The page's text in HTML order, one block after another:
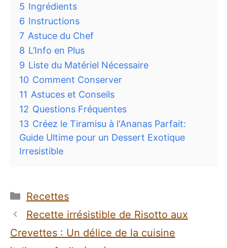
5 Ingrédients
6 Instructions
7 Astuce du Chef
8 L’Info en Plus
9 Liste du Matériel Nécessaire
10 Comment Conserver
11 Astuces et Conseils
12 Questions Fréquentes
13 Créez le Tiramisu à l'Ananas Parfait:
Guide Ultime pour un Dessert Exotique
Irresistible
Catégories
Recettes
Recette irrésistible de Risotto aux
Crevettes : Un délice de la cuisine